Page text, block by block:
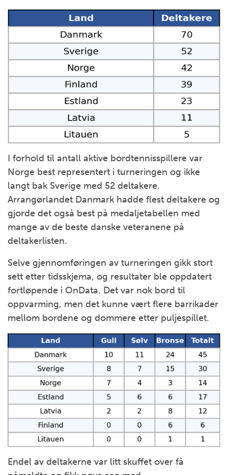
I forhold til antall aktive bordtennisspillere var
Norge best representert i turneringen og ikke
langt bak Sverige med 52 deltakere.
Arrangørlandet Danmark hadde flest deltakere og
gjorde det også best på medaljetabellen med
mange av de beste danske veteranene på
deltakerlisten.
Selve gjennomføringen av turneringen gikk stort
sett etter tidsskjema, og resultater ble oppdatert
fortløpende i OnData. Det var nok bord til
oppvarming, men det kunne vært flere barrikader
mellom bordene og dommere etter puljespillet.
Endel av deltakerne var litt skuffet over få